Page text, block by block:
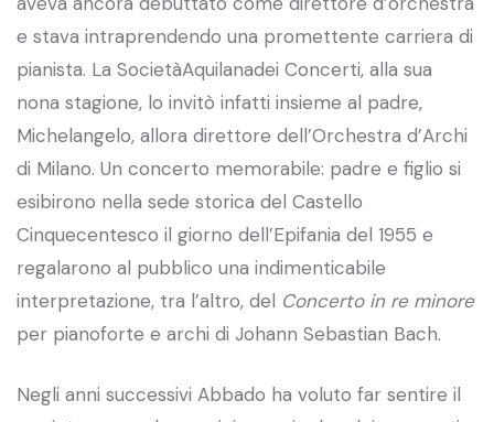
e stava intraprendendo una promettente carriera di
pianista. La SocietàAquilanadei Concerti, alla sua
nona stagione, lo invitò infatti insieme al padre,
Michelangelo, allora direttore dell’Orchestra d’Archi
di Milano. Un concerto memorabile: padre e figlio si
esibirono nella sede storica del Castello
Cinquecentesco il giorno dell’Epifania del 1955 e
regalarono al pubblico una indimenticabile
interpretazione, tra l’altro, del Concerto in re minore
per pianoforte e archi di Johann Sebastian Bach.
Negli anni successivi Abbado ha voluto far sentire il